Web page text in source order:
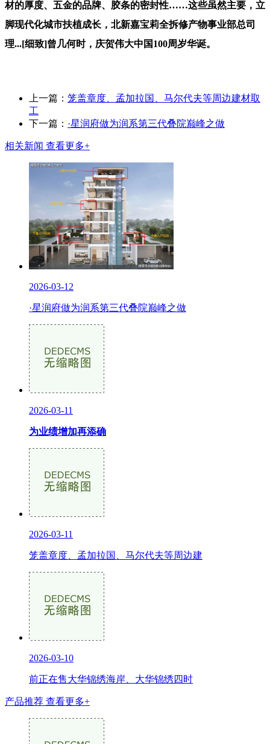
材的厚度、五金的品牌、胶条的密封性……这些虽然主要，立
脚现代化城市扶植成长，北新嘉宝莉全拆修产物事业部总司
理...[细致]曾几何时，庆贺伟大中国100周岁华诞。
上一篇： 笼盖章度、孟加拉国、马尔代夫等周边建材取
工
下一篇： ·星润府做为润系第三代叠院巅峰之做
相关新闻 查看更多+
2026-03-12
·星润府做为润系第三代叠院巅峰之做
2026-03-11
为业绩增加再添确
2026-03-11
笼盖章度、孟加拉国、马尔代夫等周边建
2026-03-10
前正在售大华锦绣海岸、大华锦绣四时
产品推荐 查看更多+